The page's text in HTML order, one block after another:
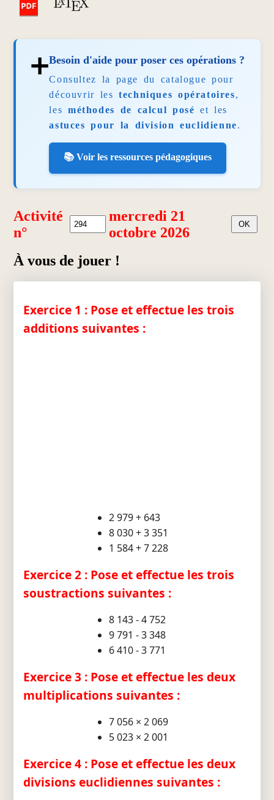
➕Besoin d'aide pour poser ces opérations ?
Consultez la page du catalogue pour
découvrir lestechniques opératoires,
les méthodes de calcul posé et les
astuces pour la division euclidienne.
📚 Voir les ressources pédagogiques
Activité
n°
mercredi 21
octobre 2026
À vous de jouer !
Exercice 1 : Pose et effectue les trois
additions suivantes :
2 979 + 643
8 030 + 3 351
1 584 + 7 228
Exercice 2 : Pose et effectue les trois
soustractions suivantes :
8 143 - 4 752
9 791 - 3 348
6 410 - 3 771
Exercice 3 : Pose et effectue les deux
multiplications suivantes :
7 056 × 2 069
5 023 × 2 001
Exercice 4 : Pose et effectue les deux
divisions euclidiennes suivantes :